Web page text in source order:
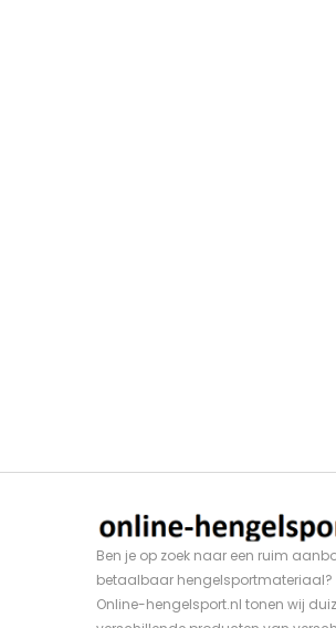
Ben je op zoek naar een ruim
betaalbaar hengelsportmateriaal?
Online-hengelsport.nl tonen wij